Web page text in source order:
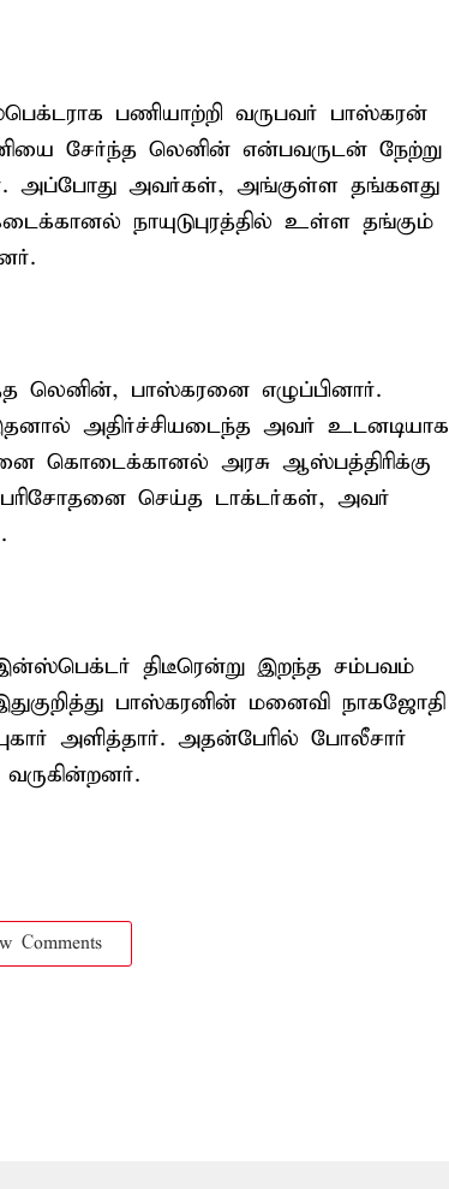
பணியாற்றி வருபவர் பாஸ்கரன்
சேர்ந்த லெனின் என்பவருடன் நேற்று
அப்போது அவர்கள், அங்குள்ள தங்களது
நாயுடுபுரத்தில் உள்ள தங்கும்
லெனின், பாஸ்கரனை எழுப்பினார்.
அதிர்ச்சியடைந்த அவர் உடனடியாக
கொடைக்கானல் அரசு ஆஸ்பத்திரிக்கு
செய்த டாக்டர்கள், அவர்
திடீரென்று இறந்த சம்பவம்
பாஸ்கரனின் மனைவி நாகஜோதி
அளித்தார். அதன்பேரில் போலீசார்
Comments